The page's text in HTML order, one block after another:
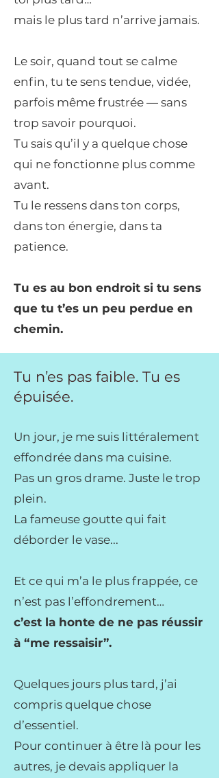
mais le plus tard n’arrive jamais.
Le soir, quand tout se calme
enfin, tu te sens tendue, vidée,
parfois même frustrée — sans
trop savoir pourquoi.
Tu sais qu’il y a quelque chose
qui ne fonctionne plus comme
avant.
Tu le ressens dans ton corps,
dans ton énergie, dans ta
patience.
Tu es au bon endroit si tu sens
que tu t’es un peu perdue en
chemin.
Tu n’es pas faible. Tu es
épuisée.
Un jour, je me suis littéralement
effondrée dans ma cuisine.
Pas un gros drame. Juste le trop
plein.
La fameuse goutte qui fait
déborder le vase...
Et ce qui m’a le plus frappée, ce
n’est pas l’effondrement…
c’est la honte de ne pas réussir
à “me ressaisir”.
Quelques jours plus tard, j’ai
compris quelque chose
d’essentiel.
Pour continuer à être là pour les
autres, je devais appliquer la